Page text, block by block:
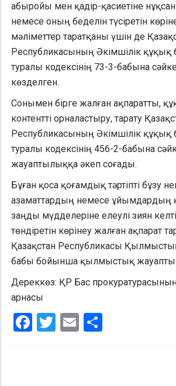
абыройы мен қадiр-қасиетiне
немесе оның беделiн түсiретiн
мәлiметтер таратқаны үшін де
Республикасының Әкімшілік
туралы кодексінің 73-3-бабына
көзделген.
Сонымен бірге жалған ақпаратты,
контентті орналастыру, тарату
Республикасының Әкімшілік
туралы кодексінің 456-2-бабына
жауаптылыққа әкеп соғады.
Бұған қоса қоғамдық тәртіпті бұзу
азаматтардың немесе ұйымдардың
заңды мүдделеріне елеулі зиян
төндіретін көрінеу жалған ақпарат
Қазақстан Республикасы
бабы бойынша қылмыстық
Дереккөз: ҚР Бас
арнасы
Facebook
Twitter
Email